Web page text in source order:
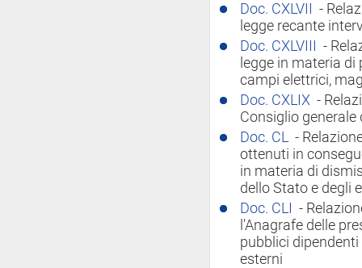
Doc. CXLVII
-
legge recante
Doc. CXLVIII
-
legge in materia
campi elettrici,
Doc. CXLIX -
Consiglio
Doc. CL -
ottenuti in
in materia di
dello Stato e degli
Doc. CLI
-
l'Anagrafe delle
pubblici
esterni